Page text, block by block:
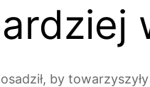
by